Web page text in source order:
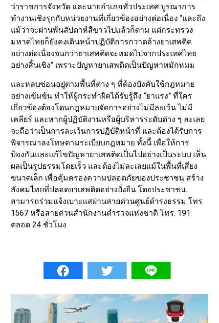
ว่าราชการจังหวัด และนายอำเภอทั่วประเทศ บูรณาการ
ทำงานเชิงรุกกับหน่วยงานที่เกี่ยวข้องอย่างต่อเนื่อง “และถึง
แม้ว่าจะผ่านพ้นสัปดาห์สีขาวไปแล้วก็ตาม แต่กระทรวง
มหาดไทยก็ยังคงเดินหน้าปฏิบัติการกวาดล้างยาเสพติด
อย่างต่อเนื่องจนกว่ายาเสพติดจะหมดไปจากประเทศไทย
อย่างสิ้นเชิง” เพราะปัญหายาเสพติดเป็นปัญหาหมักหมม
และหลบซ่อนอยู่ตามพื้นที่ต่าง ๆ ที่ต้องบังคับใช้กฎหมาย
อย่างเข้มข้น ทำให้ผู้กระทำผิดได้รับรู้ถึง “ยาแรง” ที่ใคร
เกี่ยวข้องต้องโดนกฎหมายจัดการอย่างไม่มีละเว้น ไม่มี
เคลียร์ และหากผู้ปฏิบัติงานหรือผู้บริหารระดับต่าง ๆ ละเลย
จะถือว่าเป็นการละเว้นการปฏิบัติหน้าที่ และต้องได้รับการ
พิจารณาลงโทษตามระเบียบกฎหมาย ทั้งนี้ เพื่อให้การ
ป้องกันและแก้ไขปัญหายาเสพติดเป็นไปอย่างเป็นระบบ เห็น
ผลเป็นรูปธรรมโดยเร็ว และต้องไม่ละเลยแม้ในพื้นที่เสี่ยง
ขนาดเล็ก เพื่อคุ้มครองความปลอดภัยของประชาชน สร้าง
สังคมไทยที่ปลอดยาเสพติดอย่างยั่งยืน โดยประชาชน
สามารถร่วมแจ้งเบาะแสผ่านสายด่วนศูนย์ดำรงธรรม โทร.
1567 หรือสายด่วนสำนักงานตำรวจแห่งชาติ โทร. 191
ตลอด 24 ชั่วโมง